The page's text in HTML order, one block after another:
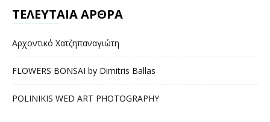
ΤΕΛΕΥΤΑΙΑ ΑΡΘΡΑ
Αρχοντικό Χατζηπαναγιώτη
FLOWERS BONSAI by Dimitris Ballas
POLINIKIS WED ART PHOTOGRAPHY